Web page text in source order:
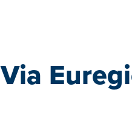
Via